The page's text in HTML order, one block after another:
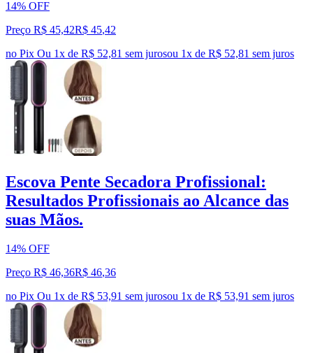
14% OFF
Preço R$ 45,42R$ 45,42
no Pix Ou 1x de R$ 52,81 sem jurosou 1x de R$ 52,81 sem juros
Escova Pente Secadora Profissional:
Resultados Profissionais ao Alcance das
suas Mãos.
14% OFF
Preço R$ 46,36R$ 46,36
no Pix Ou 1x de R$ 53,91 sem jurosou 1x de R$ 53,91 sem juros